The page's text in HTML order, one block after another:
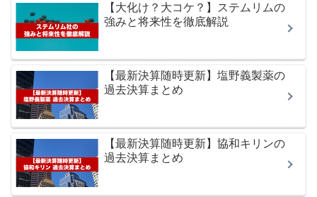
【大化け？大コケ？】ステムリムの
強みと将来性を徹底解説
【最新決算随時更新】塩野義製薬の
過去決算まとめ
【最新決算随時更新】協和キリンの
過去決算まとめ